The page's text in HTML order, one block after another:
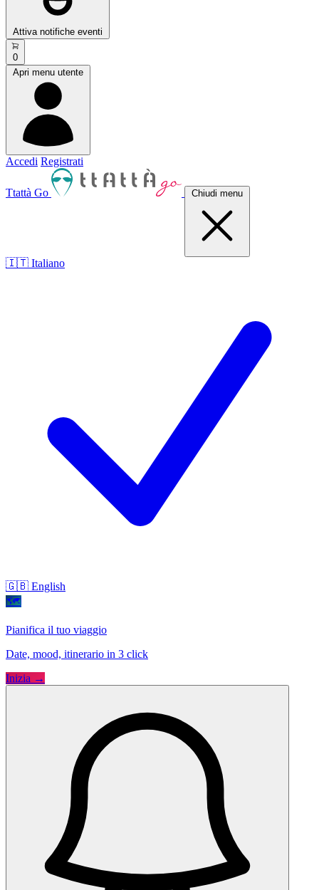
Attiva notifiche eventi
0
Apri menu utente
Accedi Registrati
Ttattà Go Chiudi menu
🇮🇹 Italiano
🇬🇧 English
🗺
Pianifica il tuo viaggio
Date, mood, itinerario in 3 click
Inizia →